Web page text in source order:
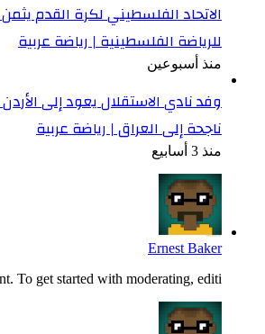
الاتحاد الفلسطيني لكرة القدم
للرياضة الفلسطينية | رياضة عربية
منذ أسبوعين
وفد نادي الاستقلال يعود إلى
ناجحة إلى العراق | رياضة عربية
منذ 3 أسابيع
Ernest Baker
To get started with moderating, editi...